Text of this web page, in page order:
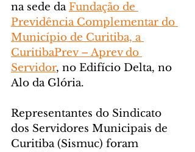
na sede da Fundação de
Previdência Complementar do
Município de Curitiba, a
CuritibaPrev – Aprev do
Servidor, no Edifício Delta, no
Alo da Glória.
Representantes do Sindicato
dos Servidores Municipais de
Curitiba (Sismuc) foram